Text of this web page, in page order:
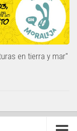
en tierra y mar"